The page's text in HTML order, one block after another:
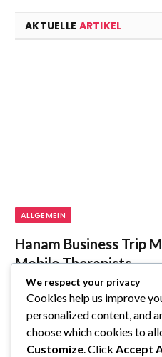
AKTUELLE ARTIKEL
ALLGEMEIN
Hanam Business Trip
Mobile Therapists
Daniel Fischer August 7, 2026
Introduction to Business Trip
Corporate Travelers
essential…
We respect your privacy
Cookies help us improve
personalized content, and
choose which cookies to
Customize. Click Accept